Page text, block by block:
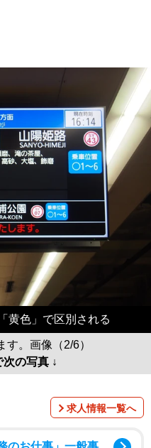
黄色」で区別される
す。画像（2/6）
次の写真 ↓
求人情報一覧へ